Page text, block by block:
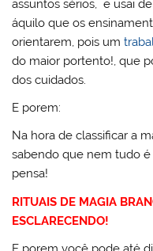
assuntos sérios, e usai
áquilo que os
orientarem, pois um
do maior portento!, que
dos cuidados.
E porem:
Na hora de classificar a
sabendo que nem tudo
pensa!
RITUAIS DE MAGIA
ESCLARECENDO!